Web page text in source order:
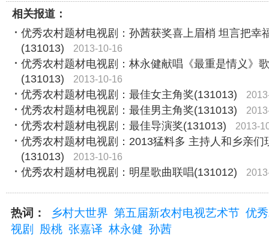
相关报道：
优秀农村题材电视剧：孙茜获奖喜上眉梢 坦言把幸
(131013)
2013-10-16
优秀农村题材电视剧：林永健献唱《最重是情义》
(131013)
2013-10-16
优秀农村题材电视剧：最佳女主角奖(131013)
优秀农村题材电视剧：最佳男主角奖(131013)
优秀农村题材电视剧：最佳导演奖(131013) 2013-
优秀农村题材电视剧：2013猛料多 主持人和乡亲们
(131013)
2013-10-16
优秀农村题材电视剧：明星歌曲联唱(131012)
热词： 乡村大世界 第五届新农村电视艺术节 优
视剧
殷桃 张嘉译 林永健 孙茜